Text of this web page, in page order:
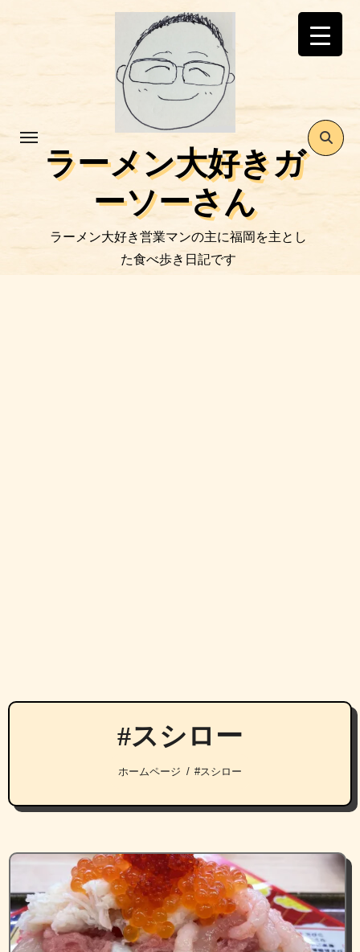
ラーメン大好きガ
ーソーさん
ラーメン大好き営業マンの主に福岡を主とし
た食べ歩き日記です
#スシロー
ホームページ #スシロー